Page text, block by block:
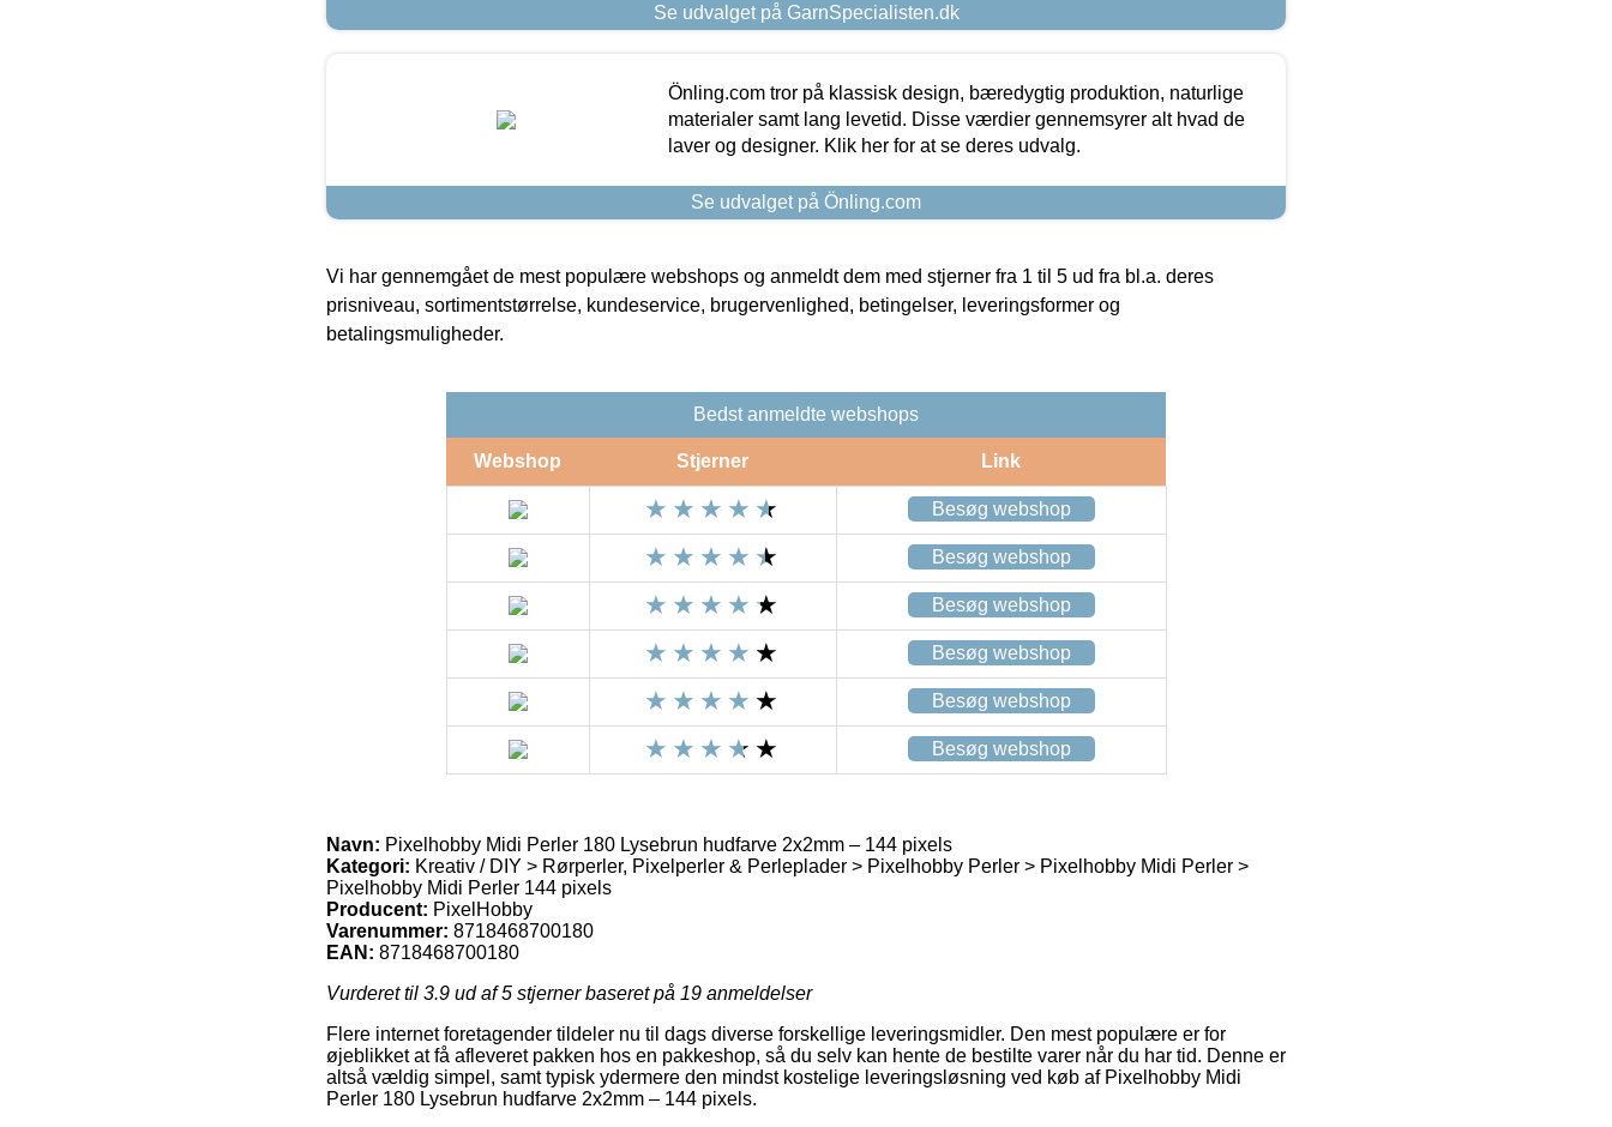
Se udvalget på GarnSpecialisten.dk
Önling.com tror på klassisk design, bæredygtig produktion, naturlige
materialer samt lang levetid. Disse værdier gennemsyrer alt hvad de
laver og designer. Klik her for at se deres udvalg.
Se udvalget på Önling.com
Vi har gennemgået de mest populære webshops og anmeldt dem med stjerner fra 1 til 5 ud fra bl.a. deres
prisniveau, sortimentstørrelse, kundeservice, brugervenlighed, betingelser, leveringsformer og
betalingsmuligheder.
Bedst anmeldte webshops
Webshop Stjerner Link
Besøg webshop
Besøg webshop
Besøg webshop
Besøg webshop
Besøg webshop
Besøg webshop
Navn: Pixelhobby Midi Perler 180 Lysebrun hudfarve 2x2mm – 144 pixels
Kategori: Kreativ / DIY > Rørperler, Pixelperler & Perleplader > Pixelhobby Perler > Pixelhobby Midi Perler >
Pixelhobby Midi Perler 144 pixels
Producent: PixelHobby
Varenummer: 8718468700180
EAN: 8718468700180
Vurderet til 3.9 ud af 5 stjerner baseret på 19 anmeldelser
Flere internet foretagender tildeler nu til dags diverse forskellige leveringsmidler. Den mest populære er for
øjeblikket at få afleveret pakken hos en pakkeshop, så du selv kan hente de bestilte varer når du har tid. Denne er
altså vældig simpel, samt typisk ydermere den mindst kostelige leveringsløsning ved køb af Pixelhobby Midi
Perler 180 Lysebrun hudfarve 2x2mm – 144 pixels.